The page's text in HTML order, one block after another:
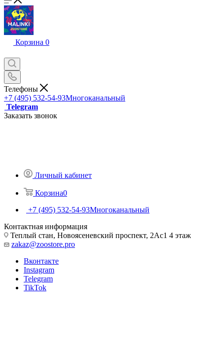
Корзина 0
Телефоны
+7 (495) 532-54-93Многоканальный
Telegram
Заказать звонок
Личный кабинет
Корзина0
+7 (495) 532-54-93Многоканальный
Контактная информация
Теплый стан, Новоясеневский проспект, 2Ас1 4 этаж
zakaz@zoostore.pro
Вконтакте
Instagram
Telegram
TikTok